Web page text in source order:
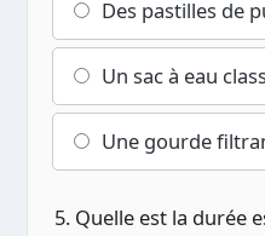
Des pastilles de
Un sac à eau
Une gourde
5. Quelle est la durée